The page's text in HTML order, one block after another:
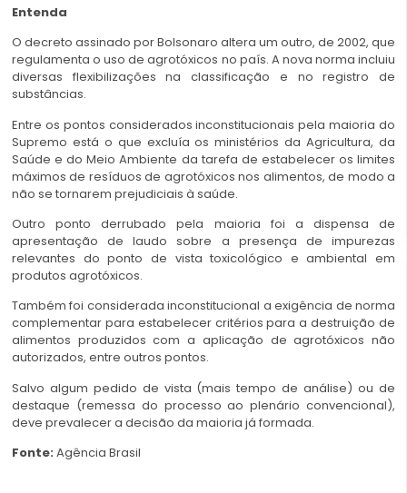
Entenda
O decreto assinado por Bolsonaro altera um outro, de 2002, que
regulamenta o uso de agrotóxicos no país. A nova norma incluiu
diversas flexibilizações na classificação e no registro de
substâncias.
Entre os pontos considerados inconstitucionais pela maioria do
Supremo está o que excluía os ministérios da Agricultura, da
Saúde e do Meio Ambiente da tarefa de estabelecer os limites
máximos de resíduos de agrotóxicos nos alimentos, de modo a
não se tornarem prejudiciais à saúde.
Outro ponto derrubado pela maioria foi a dispensa de
apresentação de laudo sobre a presença de impurezas
relevantes do ponto de vista toxicológico e ambiental em
produtos agrotóxicos.
Também foi considerada inconstitucional a exigência de norma
complementar para estabelecer critérios para a destruição de
alimentos produzidos com a aplicação de agrotóxicos não
autorizados, entre outros pontos.
Salvo algum pedido de vista (mais tempo de análise) ou de
destaque (remessa do processo ao plenário convencional),
deve prevalecer a decisão da maioria já formada.
Fonte: Agência Brasil